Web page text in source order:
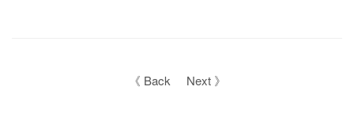
《 Back Next 》